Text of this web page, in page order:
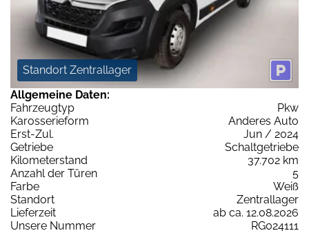
Standort Zentrallager
Allgemeine Daten:
Fahrzeugtyp
Pkw
Karosserieform
Anderes Auto
Erst-Zul.
Jun / 2024
Getriebe
Schaltgetriebe
Kilometerstand
37.702 km
Anzahl der Türen
5
Farbe
Weiß
Standort
Zentrallager
Lieferzeit
ab ca. 12.08.2026
Unsere Nummer
RG024111